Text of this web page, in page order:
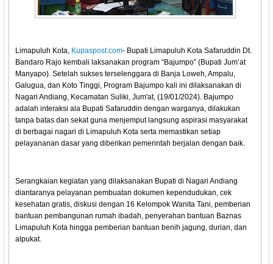
Limapuluh Kota, Kupaspost.com- Bupati Limapuluh Kota Safaruddin Dt.
Bandaro Rajo kembali laksanakan program “Bajumpo” (Bupati Jum’at
Manyapo). Setelah sukses terselenggara di Banja Loweh, Ampalu,
Galugua, dan Koto Tinggi, Program Bajumpo kali ini dilaksanakan di
Nagari Andiang, Kecamatan Suliki, Jum'at, (19/01/2024). Bajumpo
adalah interaksi ala Bupati Safaruddin dengan warganya, dilakukan
tanpa batas dan sekat guna menjemput langsung aspirasi masyarakat
di berbagai nagari di Limapuluh Kota serta memastikan setiap
pelayananan dasar yang diberikan pemerintah berjalan dengan baik.
Serangkaian kegiatan yang dilaksanakan Bupati di Nagari Andiang
diantaranya pelayanan pembuatan dokumen kependudukan, cek
kesehatan gratis, diskusi dengan 16 Kelompok Wanita Tani, pemberian
bantuan pembangunan rumah ibadah, penyerahan bantuan Baznas
Limapuluh Kota hingga pemberian bantuan benih jagung, durian, dan
alpukat.